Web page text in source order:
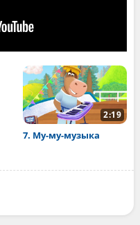
2:19
7. Му-му-музыка